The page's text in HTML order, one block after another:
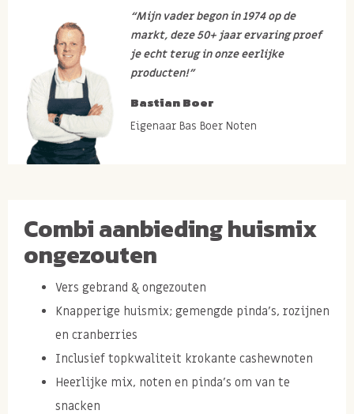
“Mijn vader begon in 1974 op de
markt, deze 50+ jaar ervaring proef
je echt terug in onze eerlijke
producten!”
Bastian Boer
Eigenaar Bas Boer Noten
Combi aanbieding huismix
ongezouten
Vers gebrand & ongezouten
Knapperige huismix; gemengde pinda's, rozijnen
en cranberries
Inclusief topkwaliteit krokante cashewnoten
Heerlijke mix, noten en pinda's om van te
snacken